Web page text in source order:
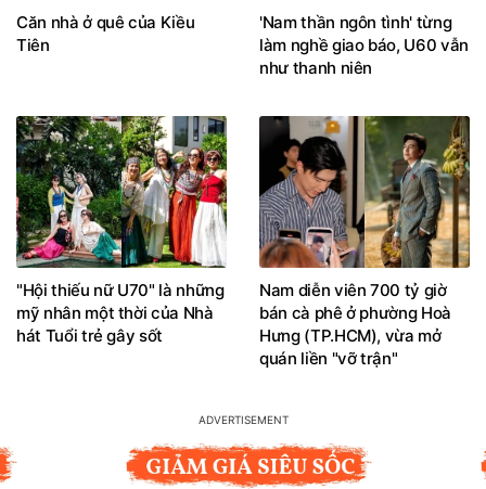
Căn nhà ở quê của Kiều
Tiên
'Nam thần ngôn tình' từng
làm nghề giao báo, U60 vẫn
như thanh niên
"Hội thiếu nữ U70" là những
mỹ nhân một thời của Nhà
hát Tuổi trẻ gây sốt
Nam diễn viên 700 tỷ giờ
bán cà phê ở phường Hoà
Hưng (TP.HCM), vừa mở
quán liền "vỡ trận"